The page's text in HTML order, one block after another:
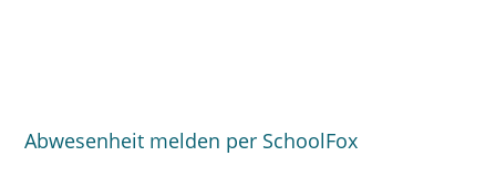
Abwesenheit melden per SchoolFox